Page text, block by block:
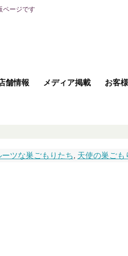
ページです
舗情報 メディア掲載 お客
ーツな巣ごもりたち, 天使の巣ごも